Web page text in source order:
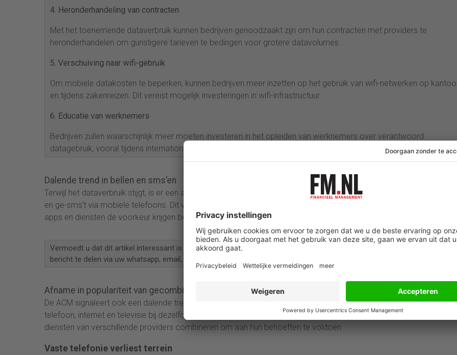
4. Heronderhandeling van contracten
Met het toenemende dataverbruik kunnen bedrijven genoodzaakt zijn om hun contracten met providers te
heronderhandelen om gunstigere tarieven te bedingen voor grotere datavolumes.
5. Verschuiving naar wifi-gebruik
Om mobiele datakosten te beperken, kunnen bedrijven meer inzetten op het gebruik van wifi-netwerken op
en tijdens zakenreizen. Dit vereist mogelijk investeringen in wifi-infrastructuur.
6. Educatie van werknemers
Bedrijven zullen waarschijnlijk meer moeten investeren in het opleiden van werknemers over verantwoord
datagebruik, vooral tijdens internationale reizen, om onverwachte kosten te voorkomen.
Dalende trend in bellen en sms’en
Terwijl het dataverbruik stijgt, is er een afname in het gebruik van traditionele telecomdiensten. Er wordt minder
en ge-sms’t via mobiele telefoons. Dit weerspiegelt een verschuiving in communicatiepatronen, waarbij
apps en diensten de voorkeur krijgen boven conventionele methoden.
Vermoedt u dat dit artikel interessant is voor anderen binnen uw organisatie of netwerk, wijs anderen hier dan op door dit
bericht te delen via uw whatsapp, email, Linkedin of Twitter (bovenaan dit artikel).
Afname in populariteit van gecombineerde pakketten
De ACM signaleert ook een dalende trend in het aantal consumenten dat kiest voor gecombineerde pakketten van
telefoon, internet en televisie bij dezelfde aanbieder. Dit suggereert dat klanten flexibelere opties zoeken en mogelijk
diensten van verschillende providers combineren om aan hun behoeften te voldoen.
Vaste telefonie verliest terrein